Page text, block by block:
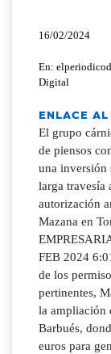
16/02/2024
En:
Digital
ENLACE
El grupo
de piensos
una inversión
larga travesía
autorización
Mazana en
FEB 2024
de los
pertinentes,
la ampliación
Barbués,
euros para